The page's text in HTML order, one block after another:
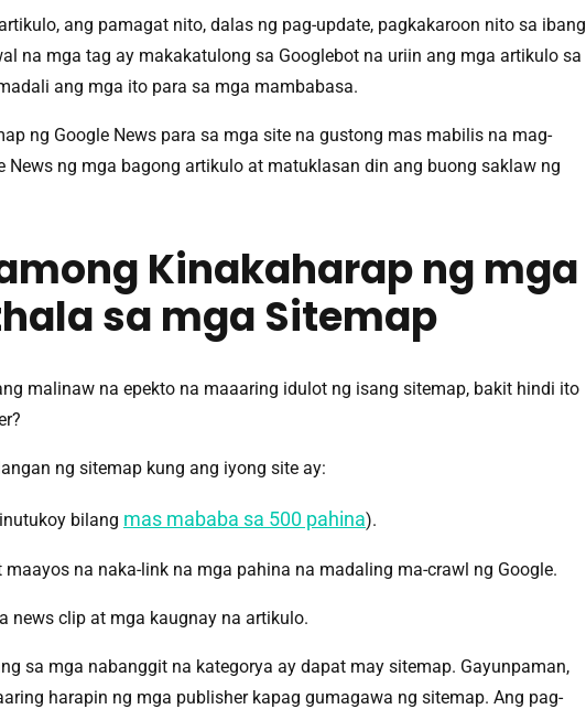
ang pamagat nito, dalas ng pag-update, pagkakaroon nito sa ibang
na mga tag ay makakatulong sa Googlebot na uriin ang mga artikulo sa
ang mga ito para sa mga mambabasa.
ng Google News para sa mga site na gustong mas mabilis na mag-
News ng mga bagong artikulo at matuklasan din ang buong saklaw ng
Kinakaharap ng mga
sa mga Sitemap
malinaw na epekto na maaaring idulot ng isang sitemap, bakit hindi ito
ng sitemap kung ang iyong site ay:
bilang mas mababa sa 500 pahina).
na naka-link na mga pahina na madaling ma-crawl ng Google.
news clip at mga kaugnay na artikulo.
sa mga nabanggit na kategorya ay dapat may sitemap. Gayunpaman,
harapin ng mga publisher kapag gumagawa ng sitemap. Ang pag-